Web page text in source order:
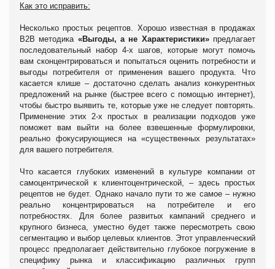
Как это исправить:
Несколько простых рецептов. Хорошо известная в продажах
В2В методика «Выгоды, а не Характеристики»предлагает
последовательный набор 4-х шагов, которые могут помочь
вам сконцентрироваться и попытаться оценить потребности и
выгоды потребителя от применения вашего продукта. Что
касается клише – достаточно сделать анализ конкурентных
предложений на рынке (быстрее всего с помощью интернет),
чтобы быстро выявить те, которые уже не следует повторять.
Применение этих 2-х простых в реализации подходов уже
поможет вам выйти на более взвешенные формулировки,
реально фокусирующиеся на «существенных результатах»
для вашего потребителя.
Что касается глубоких изменений в культуре компании от
самоцентрической к клиентоцентрической, – здесь простых
рецептов не будет. Однако начало пути то же самое – нужно
реально концентрироваться на потребителе и его
потребностях. Для более развитых кампаний среднего и
крупного бизнеса, уместно будет также пересмотреть свою
сегментацию и выбор целевых клиентов. Этот управленческий
процесс предполагает действительно глубокое погружение в
специфику рынка и классификацию различных групп